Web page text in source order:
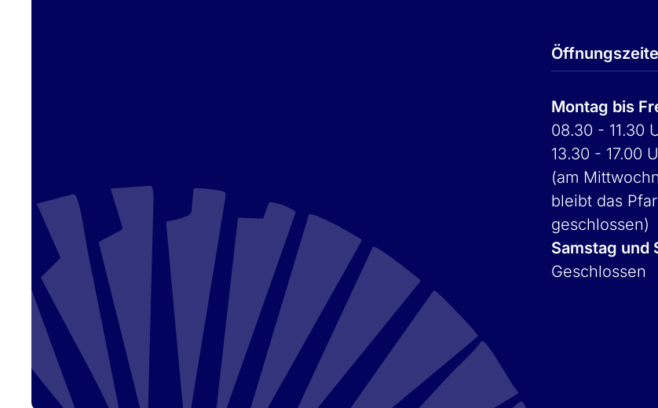
Montag bis
08.30 - 11.30
13.30 - 17.00
(am
bleibt das
geschlossen)
Samstag und
Geschlossen